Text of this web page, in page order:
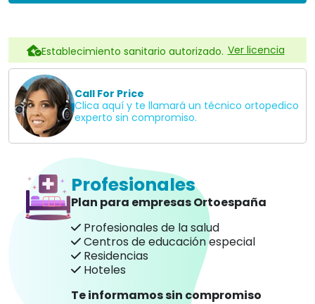
Establecimiento sanitario autorizado. Ver licencia
Call For Price
Clica aquí y te llamará un técnico ortopedico
experto sin compromiso.
Profesionales
Plan para empresas Ortoespaña
Profesionales de la salud
Centros de educación especial
Residencias
Hoteles
Te informamos sin compromiso